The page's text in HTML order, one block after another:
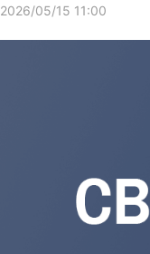
2026/05/15 11:00